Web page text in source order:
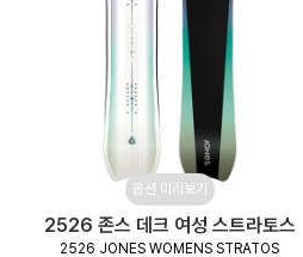
옵션 미리보기
2526 존스 데크 여성 스트라토스
2526 JONES WOMENS STRATOS